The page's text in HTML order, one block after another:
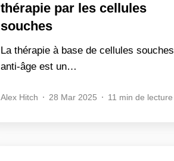
thérapie par les cellules
souches
La thérapie à base de cellules souches
anti-âge est un…
Alex Hitch 28 Mar 2025 11 min de lecture